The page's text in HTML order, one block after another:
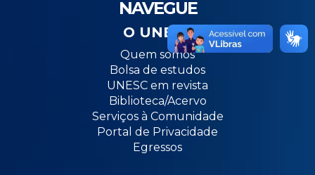
NAVEGUE
O UNESC
Quem somos
Bolsa de estudos
UNESC em revista
Biblioteca/Acervo
Serviços à Comunidade
Portal de Privacidade
Egressos